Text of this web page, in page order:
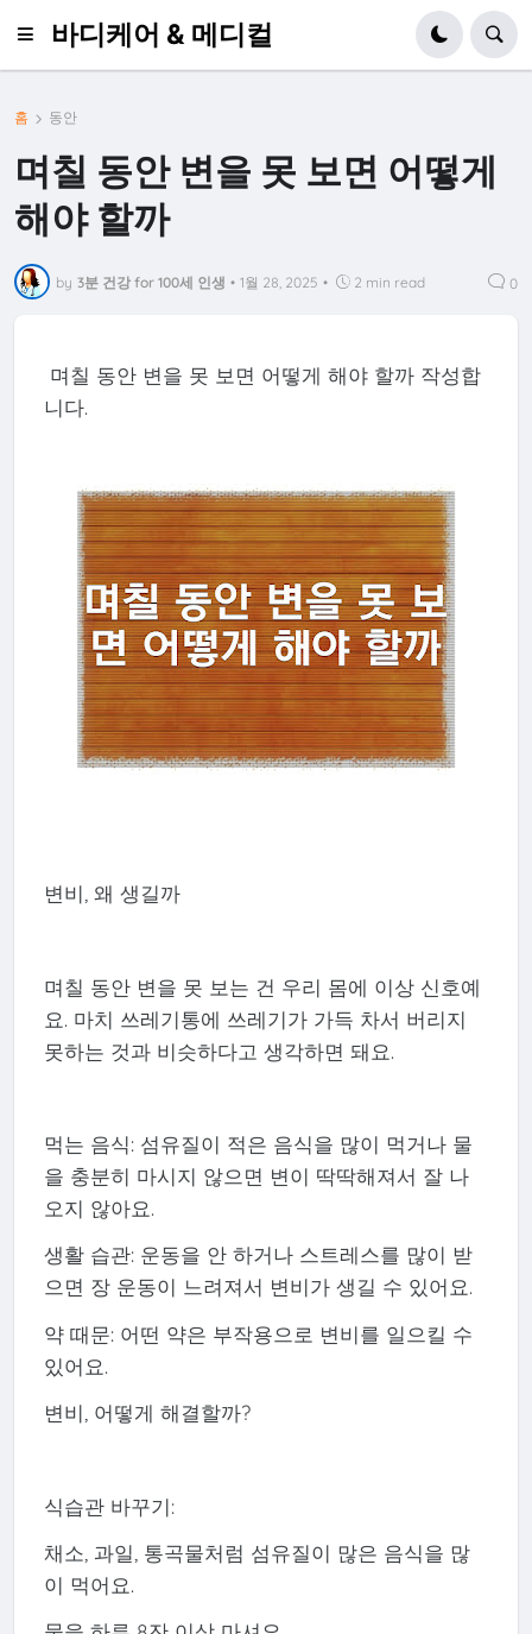
바디케어 & 메디컬
홈 동안
며칠 동안 변을 못 보면 어떻게
해야 할까
by 3분 건강 for 100세 인생 • 1월 28, 2025 • 2 min read 0
며칠 동안 변을 못 보면 어떻게 해야 할까 작성합
니다.
변비, 왜 생길까
며칠 동안 변을 못 보는 건 우리 몸에 이상 신호예
요. 마치 쓰레기통에 쓰레기가 가득 차서 버리지
못하는 것과 비슷하다고 생각하면 돼요.
먹는 음식: 섬유질이 적은 음식을 많이 먹거나 물
을 충분히 마시지 않으면 변이 딱딱해져서 잘 나
오지 않아요.
생활 습관: 운동을 안 하거나 스트레스를 많이 받
으면 장 운동이 느려져서 변비가 생길 수 있어요.
약 때문: 어떤 약은 부작용으로 변비를 일으킬 수
있어요.
변비, 어떻게 해결할까?
식습관 바꾸기:
채소, 과일, 통곡물처럼 섬유질이 많은 음식을 많
이 먹어요.